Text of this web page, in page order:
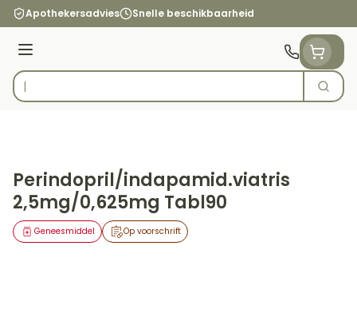
Ga naar de inhoud
Apothekersadvies Snelle beschikbaarheid
Menu
Product, merk, categorie...
Zoek
Perindopril/indapamid.viatris
2,5mg/0,625mg Tabl90
Op voorschrift
Geneesmiddel